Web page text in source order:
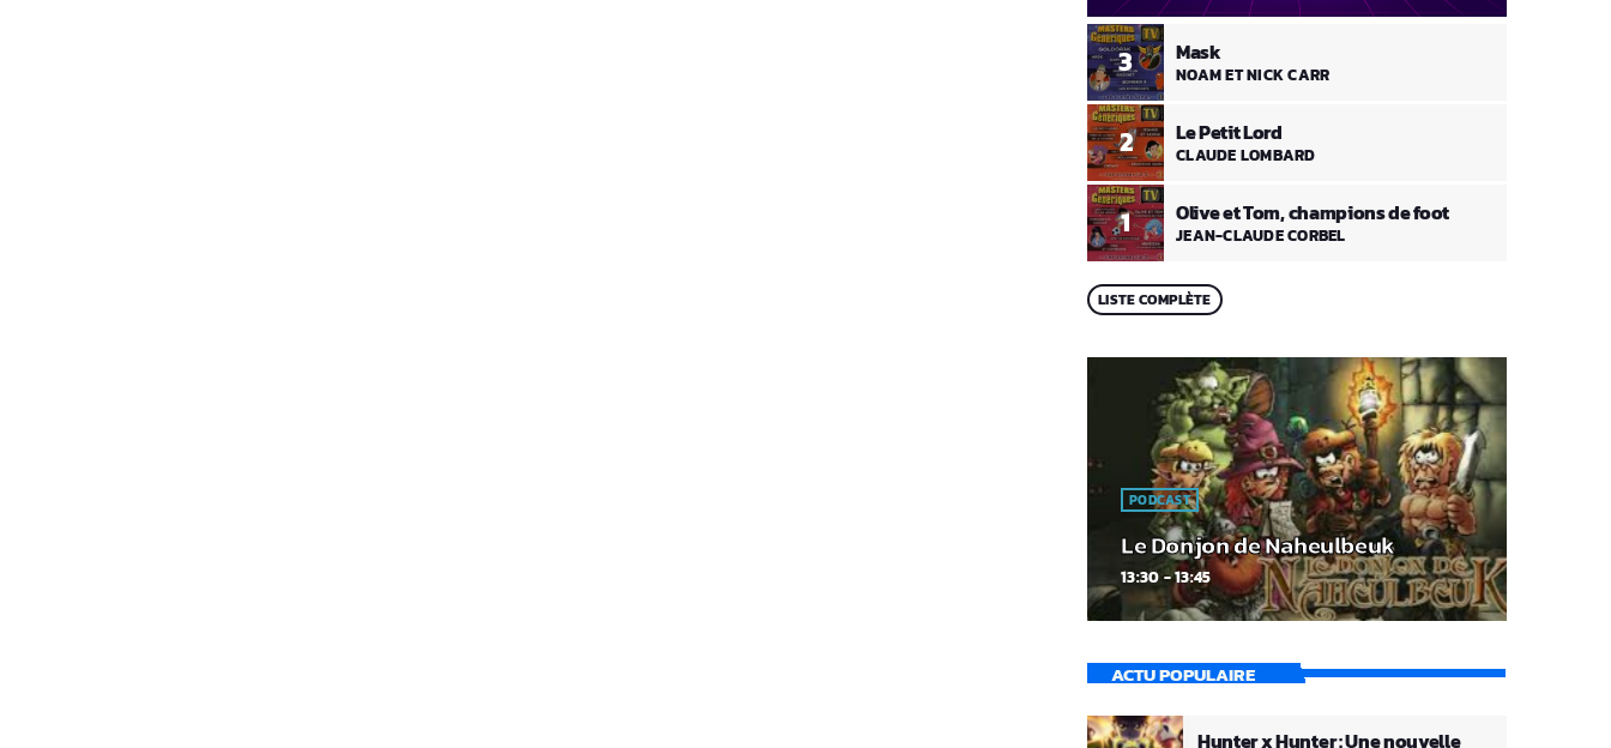
1 Olive et Tom, champions de foot
JEAN-CLAUDE CORBEL
2 Le Petit Lord
CLAUDE LOMBARD
3 Mask
NOAM ET NICK CARR
LISTE COMPLÈTE
PODCAST
Le Donjon de Naheulbeuk
13:30 - 13:45
ACTU POPULAIRE
Hunter x Hunter : Une nouvelle